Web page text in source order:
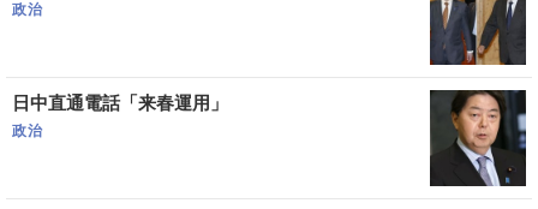
政治
日中直通電話「来春運用」
政治